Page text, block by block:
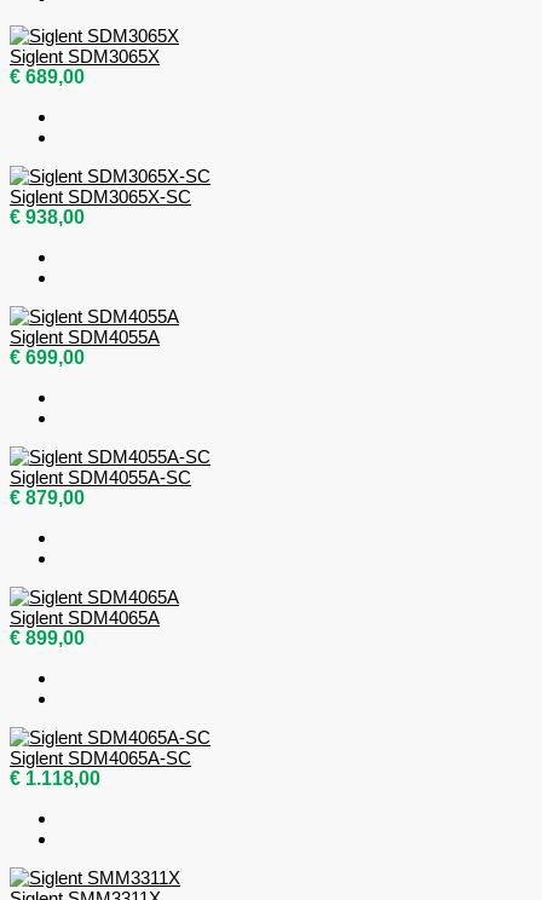
Siglent SDM3065X
€ 689,00
Siglent SDM3065X-SC
€ 938,00
Siglent SDM4055A
€ 699,00
Siglent SDM4055A-SC
€ 879,00
Siglent SDM4065A
€ 899,00
Siglent SDM4065A-SC
€ 1.118,00